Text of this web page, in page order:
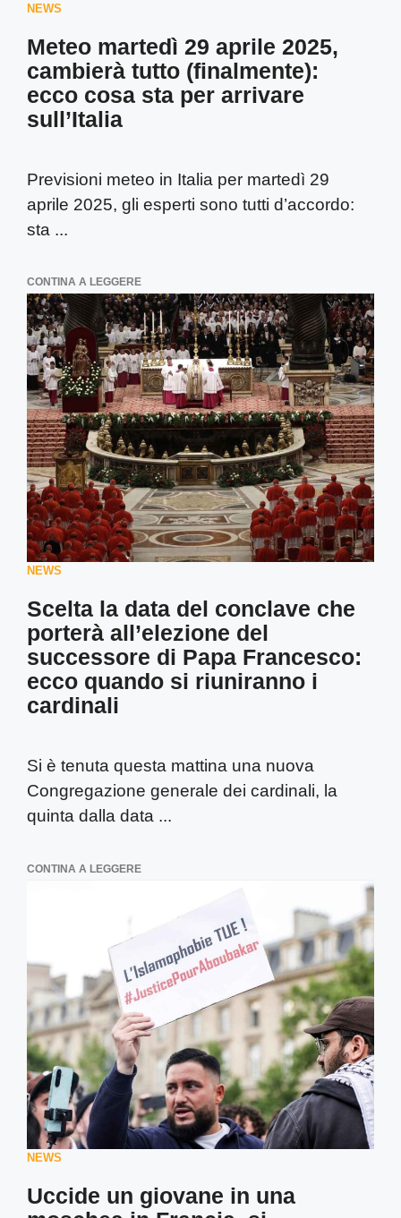
NEWS
Meteo martedì 29 aprile 2025,
cambierà tutto (finalmente):
ecco cosa sta per arrivare
sull’Italia
Previsioni meteo in Italia per martedì 29
aprile 2025, gli esperti sono tutti d’accordo:
sta ...
CONTINA A LEGGERE
NEWS
Scelta la data del conclave che
porterà all’elezione del
successore di Papa Francesco:
ecco quando si riuniranno i
cardinali
Si è tenuta questa mattina una nuova
Congregazione generale dei cardinali, la
quinta dalla data ...
CONTINA A LEGGERE
NEWS
Uccide un giovane in una